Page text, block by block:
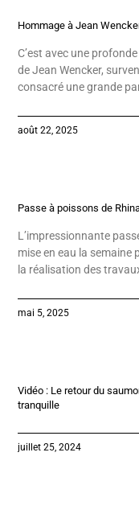
Hommage à Jean
C’est avec une
de Jean Wencker,
consacré une grande
août 22, 2025
Passe à poissons de
L’impressionnante
mise en eau la semaine
la réalisation des
mai 5, 2025
Vidéo : Le retour du
tranquille
juillet 25, 2024